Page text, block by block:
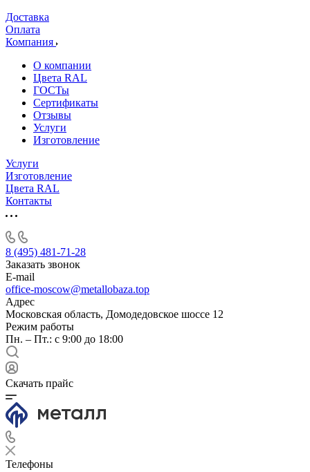
Доставка
Оплата
Компания
О компании
Цвета RAL
ГОСТы
Сертификаты
Отзывы
Услуги
Изготовление
Услуги
Изготовление
Цвета RAL
Контакты
8 (495) 481-71-28
Заказать звонок
E-mail
office-moscow@metallobaza.top
Адрес
Московская область, Домодедовское шоссе 12
Режим работы
Пн. – Пт.: с 9:00 до 18:00
Скачать прайс
Телефоны